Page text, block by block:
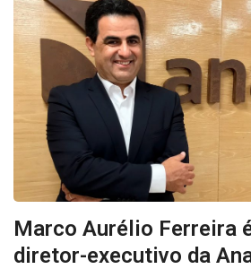
Marco Aurélio Ferreira
diretor-executivo da